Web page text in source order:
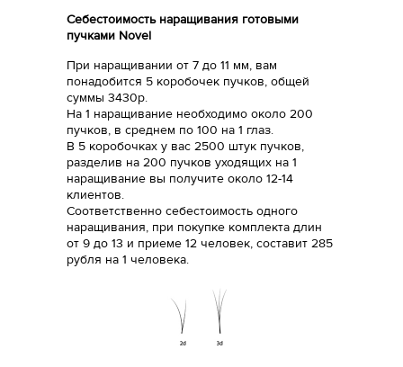
Себестоимость наращивания готовыми
пучками Novel
При наращивании от 7 до 11 мм, вам
понадобится 5 коробочек пучков, общей
суммы 3430р.
На 1 наращивание необходимо около 200
пучков, в среднем по 100 на 1 глаз.
В 5 коробочках у вас 2500 штук пучков,
разделив на 200 пучков уходящих на 1
наращивание вы получите около 12-14
клиентов.
Соответственно себестоимость одного
наращивания, при покупке комплекта длин
от 9 до 13 и приеме 12 человек, составит 285
рубля на 1 человека.